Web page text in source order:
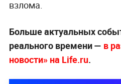
взлома.
Больше актуальных
реального времени — в
новости» на Life.ru.